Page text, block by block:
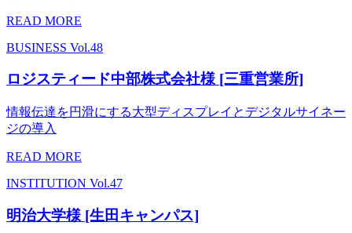
READ MORE
BUSINESS Vol.48
ロジスティード中部株式会社様 [三重営業所]
情報伝達を円滑にする大型ディスプレイとデジタルサイネー
ジの導入
READ MORE
INSTITUTION Vol.47
明治大学様 [生田キャンパス]